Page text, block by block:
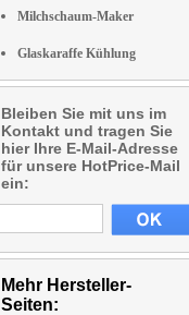
Milchschaum-Maker
Glaskaraffe Kühlung
Bleiben Sie mit uns im
Kontakt und tragen Sie
hier Ihre E-Mail-Adresse
für unsere HotPrice-Mail
ein:
Mehr Hersteller-
Seiten: